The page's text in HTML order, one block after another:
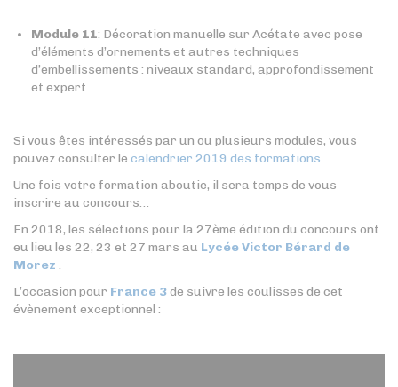
Module 11: Décoration manuelle sur Acétate avec pose
d’éléments d’ornements et autres techniques
d’embellissements : niveaux standard, approfondissement
et expert
Si vous êtes intéressés par un ou plusieurs modules, vous
pouvez consulter le calendrier 2019 des formations.
Une fois votre formation aboutie, il sera temps de vous
inscrire au concours…
En 2018, les sélections pour la 27ème édition du concours ont
eu lieu les 22, 23 et 27 mars au Lycée Victor Bérard de
Morez .
L’occasion pour France 3de suivre les coulisses de cet
évènement exceptionnel :